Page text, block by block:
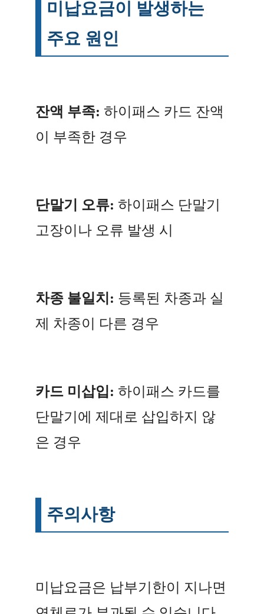
미납요금이 발생하는
주요 원인
잔액 부족: 하이패스 카드 잔액
이 부족한 경우
단말기 오류: 하이패스 단말기
고장이나 오류 발생 시
차종 불일치: 등록된 차종과 실
제 차종이 다른 경우
카드 미삽입: 하이패스 카드를
단말기에 제대로 삽입하지 않
은 경우
주의사항
미납요금은 납부기한이 지나면